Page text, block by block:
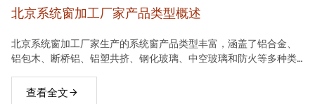
北京系统窗加工厂家产品类型概述
北京系统窗加工厂家生产的系统窗产品类型丰富，涵盖了铝合金、
铝包木、断桥铝、铝塑共挤、钢化玻璃、中空玻璃和防火等多种类
满足不同客户的需求。
查看全文